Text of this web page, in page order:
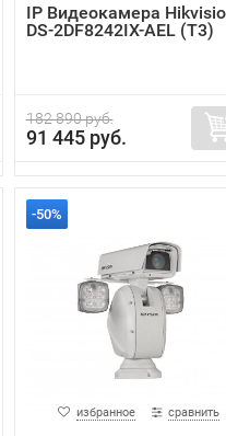
IP Видеокамера
DS-2DF8242IX-AEL (T3)
182 890 руб.
91 445 руб.
-50%
избранное сравнить